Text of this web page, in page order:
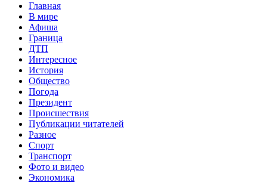
Главная
В мире
Афиша
Граница
ДТП
Интересное
История
Общество
Погода
Президент
Происшествия
Публикации читателей
Разное
Спорт
Транспорт
Фото и видео
Экономика